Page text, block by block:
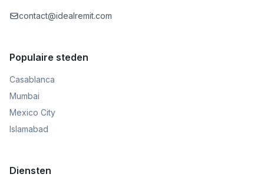
contact@idealremit.com
Populaire steden
Casablanca
Mumbai
Mexico City
Islamabad
Diensten